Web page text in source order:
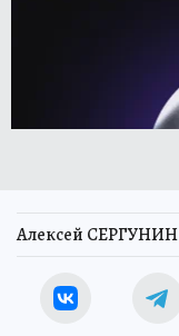
Алексей СЕРГУНИН